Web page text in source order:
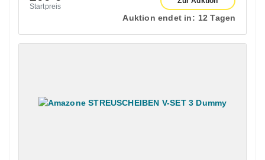
Startpreis
Auktion endet in: 12 Tagen